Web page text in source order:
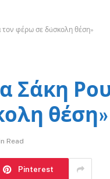
τον φέρω σε δúσκολη θέση»
Σάκη
θέση»
Read
Pinterest